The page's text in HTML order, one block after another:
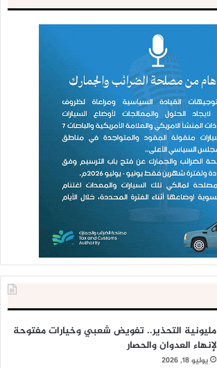
مليونية التحذير.. تفويض شعبي وخيارات مفتوحة
لإنهاء العدوان والحصار
يوليو 18, 2026